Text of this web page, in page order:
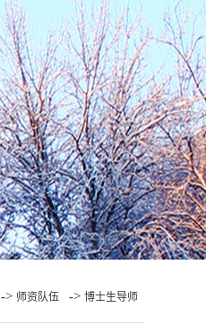
-> 师资队伍 -> 博士生导师